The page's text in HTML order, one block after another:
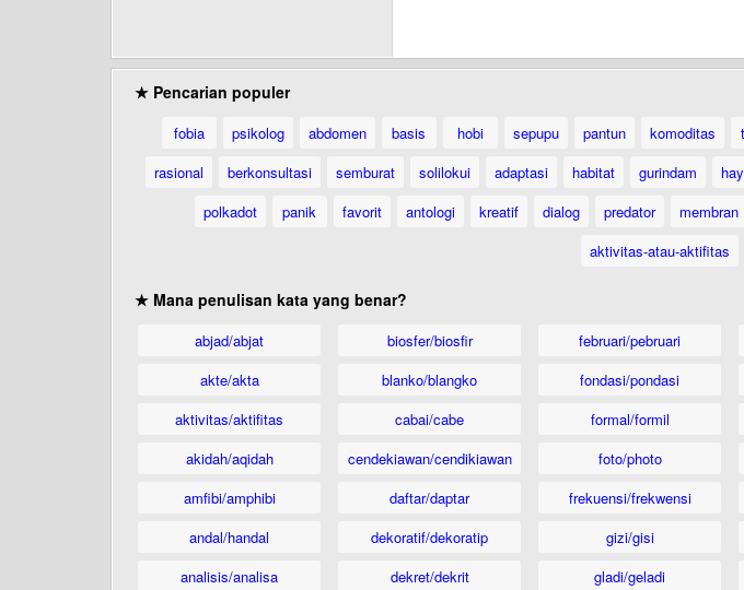
★ Pencarian populer
fobia psikolog abdomen basis hobi sepupu pantun komoditas
rasional
berkonsultasi semburat solilokui adaptasi habitat gurindam
polkadot
panik favorit antologi kreatif dialog predator membran
aktivitas-atau-aktifitas
★ Mana penulisan kata yang benar?
abjad/abjat
akte/akta
aktivitas/aktifitas
akidah/aqidah
amfibi/amphibi
andal/handal
analisis/analisa
biosfer/biosfir
blanko/blangko
cabai/cabe
cendekiawan/cendikiawan
daftar/daptar
dekoratif/dekoratip
dekret/dekrit
februari/pebruari
fondasi/pondasi
formal/formil
foto/photo
frekuensi/frekwensi
gizi/gisi
gladi/geladi